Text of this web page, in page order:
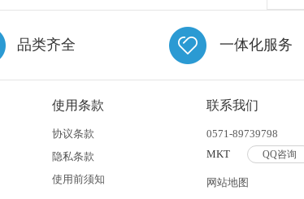
品类齐全 一体化服务
使用条款
协议条款
隐私条款
使用前须知
联系我们
0571-89739798
MKT
QQ咨询
网站地图